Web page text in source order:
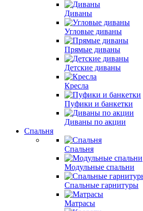
Диваны
Угловые диваны
Прямые диваны
Детские диваны
Кресла
Пуфики и банкетки
Диваны по акции
Спальня
Спальня
Модульные спальни
Спальные гарнитуры
Матрасы